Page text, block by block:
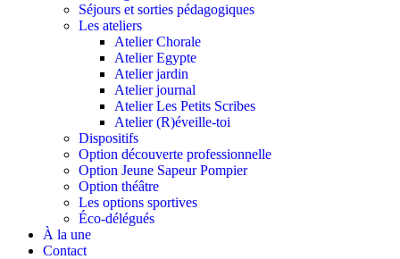
Séjours et sorties pédagogiques
Les ateliers
Atelier Chorale
Atelier Egypte
Atelier jardin
Atelier journal
Atelier Les Petits Scribes
Atelier (R)éveille-toi
Dispositifs
Option découverte professionnelle
Option Jeune Sapeur Pompier
Option théâtre
Les options sportives
Éco-délégués
À la une
Contact